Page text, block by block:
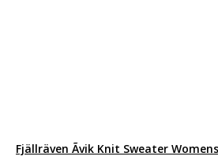
Fjällräven Ãvik Knit Sweater